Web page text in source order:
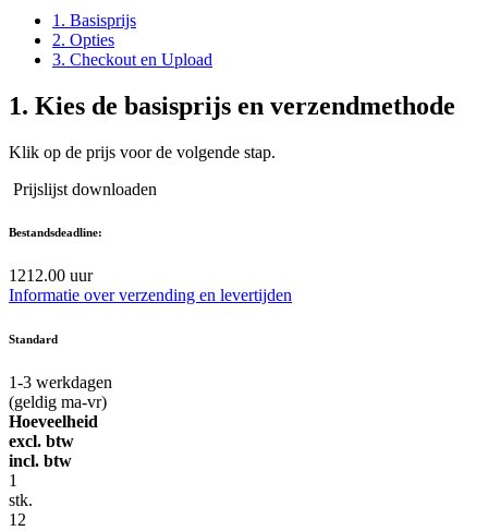
1. Basisprijs
2. Opties
3. Checkout en Upload
1. Kies de basisprijs en verzendmethode
Klik op de prijs voor de volgende stap.
Prijslijst downloaden
Bestandsdeadline:
1212.00 uur
Informatie over verzending en levertijden
Standard
1-3 werkdagen
(geldig ma-vr)
Hoeveelheid
excl. btw
incl. btw
1
stk.
12